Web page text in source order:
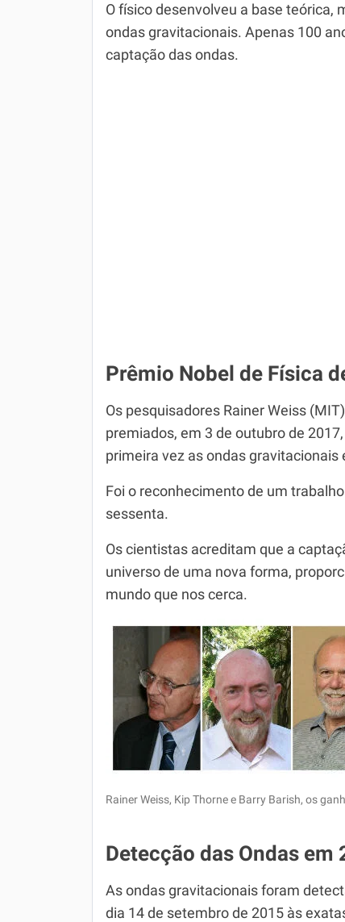
O físico desenvolveu a base teórica,
ondas gravitacionais. Apenas 100
captação das ondas.
Prêmio Nobel de Física
Os pesquisadores Rainer Weiss
premiados, em 3 de outubro de
primeira vez as ondas gravitacionais
Foi o reconhecimento de um
sessenta.
Os cientistas acreditam que a
universo de uma nova forma,
mundo que nos cerca.
Rainer Weiss, Kip Thorne e Barry Barish, os
Detecção das Ondas em
As ondas gravitacionais foram
dia 14 de setembro de 2015 às